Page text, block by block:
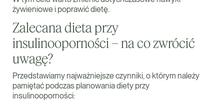
żywieniowe i poprawić dietę.
Zalecana dieta przy
insulinooporności – na co zwrócić
uwagę?
Przedstawiamy najważniejsze czynniki, o którym należy
pamiętać podczas planowania diety przy
insulinooporności: